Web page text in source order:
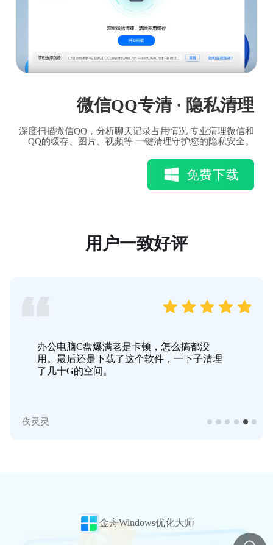
微信QQ专清 · 隐私清理
深度扫描微信QQ，分析聊天记录占用情况 专业清理微信和
QQ的缓存、图片、视频等 一键清理守护您的隐私安全。
免费下载
用户一致好评
办公电脑C盘爆满老是卡顿，怎么搞都没
用。最后还是下载了这个软件，一下子清理
了几十G的空间。
夜灵灵
金舟Windows优化大师